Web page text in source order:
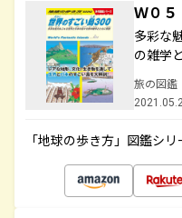
Ｗ０
多彩な
の雑学
旅の図鑑
「地球の歩き方」図鑑シ